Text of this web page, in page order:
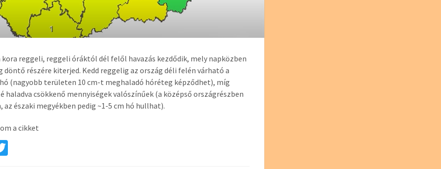
reggeli, reggeli óráktól dél felől havazás kezdődik, mely napközben
döntő részére kiterjed. Kedd reggelig az ország déli felén várható a
(nagyobb területen 10 cm-t meghaladó hóréteg képződhet), míg
haladva csökkenő mennyiségek valószínűek (a középső országrészben
az északi megyékben pedig ~1-5 cm hó hullhat).
a cikket